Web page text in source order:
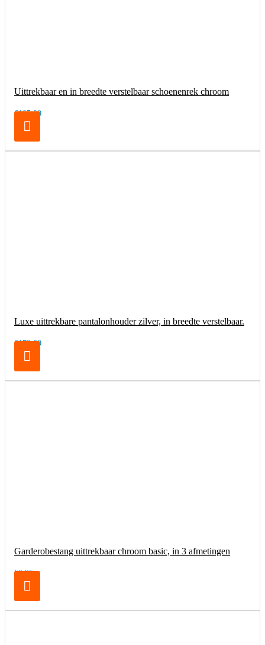
Uittrekbaar en in breedte verstelbaar schoenenrek chroom
€105,00
Luxe uittrekbare pantalonhouder zilver, in breedte verstelbaar.
€179,00
Garderobestang uittrekbaar chroom basic, in 3 afmetingen
€6,95